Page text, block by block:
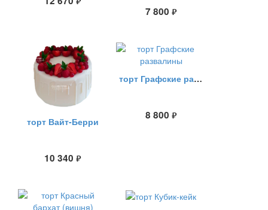
7 800 руб.
торт Вайт-Берри
10 340 руб.
торт Графские развалины
8 800 руб.